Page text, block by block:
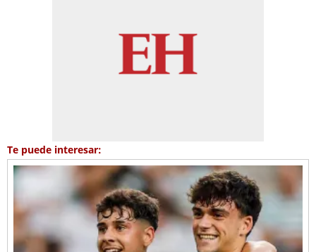
Te puede interesar: